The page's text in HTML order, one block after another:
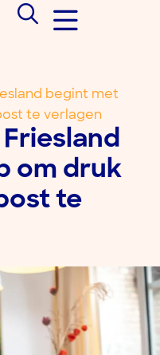
begint met
te verlagen
om druk
te